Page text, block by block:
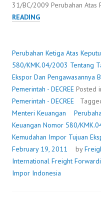
31/BC/2009 Perubahan Atas
READINGPERUBAHAN
KEPUTUSAN
MENTERI
KEUANGAN
NOMOR
580/KMK.04/2003
TENTANG
TATALAKSANA
KEMUDAHAN
IMPOR
TUJUAN
EKSPOR
Perubahan Ketiga Atas
580/KMK.04/2003 Tentang
Ekspor Dan Pengawasannya
Pemerintah - DECREE Posted
Pemerintah - DECREE
Menteri Keuangan
Keuangan Nomor 580/
Kemudahan Impor Tujuan
February 19, 2011
by
International Freight
Impor Indonesia